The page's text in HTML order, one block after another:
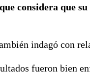
considera que
indagó con
fueron bien